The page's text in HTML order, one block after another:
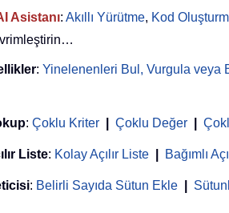
Asistanı: Akıllı Yürütme, Kod
: Yinelenenleri Bul, Vurgula veya
: Çoklu Kriter Çoklu Değer
Liste: Kolay Açılır Liste Bağımlı
: Belirli Sayıda Sütun Ekle